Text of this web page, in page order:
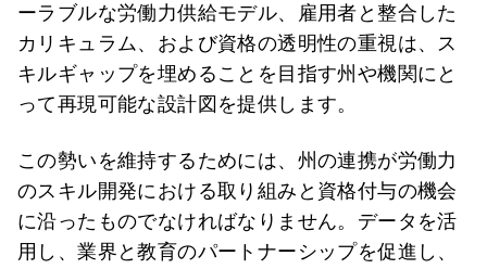
ーラブルな労働力供給モデル、雇用者と整合した
カリキュラム、および資格の透明性の重視は、ス
キルギャップを埋めることを目指す州や機関にと
って再現可能な設計図を提供します。
この勢いを維持するためには、州の連携が労働力
のスキル開発における取り組みと資格付与の機会
に沿ったものでなければなりません。データを活
用し、業界と教育のパートナーシップを促進し、